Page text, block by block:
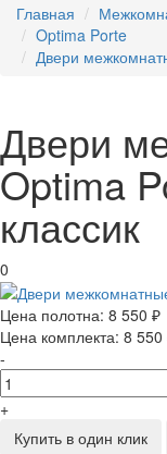
Главная
Optima Porte
Двери
Двери
Optima
классик
0
Цена полотна: 8 550 ₽
Цена комплекта: 8 550
-
+
Купить в один клик